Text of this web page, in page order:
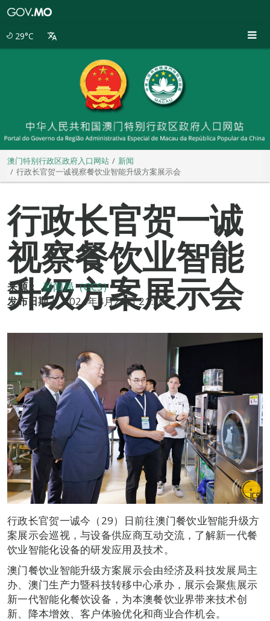
29°C
澳门特别行政区政府入口网站
新闻
行政长官贺一诚视察餐饮业智能升级方案展示会
行政长官贺一诚
视察餐饮业智能
升级方案展示会
来源： 新闻局（GCS）
发布日期： 2024年4月29日 21:30
行政长官贺一诚今（29）日前往澳门餐饮业智能升级方
案展示会巡视，与设备供应商互动交流，了解新一代餐
饮业智能化设备的研发应用及技术。
澳门餐饮业智能升级方案展示会由经济及科技发展局主
办、澳门生产力暨科技转移中心承办，展示会聚焦展示
新一代智能化餐饮设备，为本澳餐饮业界带来技术创
新、降本增效、客户体验优化和商业合作机会。